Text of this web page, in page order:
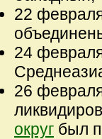
22
24
26
округ был